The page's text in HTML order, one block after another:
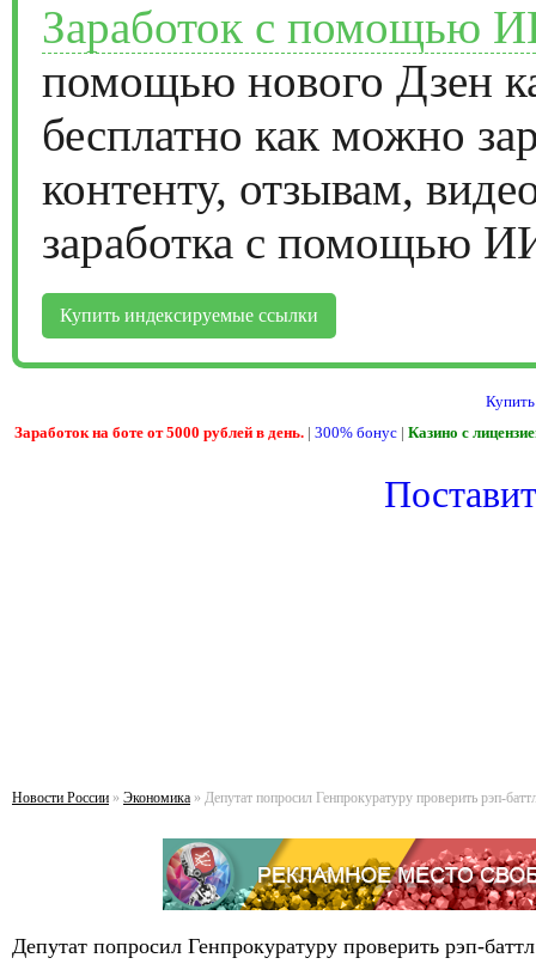
Заработок с помощью
помощью нового Дзен
бесплатно как можно
контенту, отзывам,
заработка с помощью
Купить индексируемые ссылки
Заработок на боте от 5000 рублей в день. | 300% бонус | Казино с
Новости России » Экономика » Депутат попросил Генпрокуратуру проверить рэп-
Депутат попросил Генпрокуратуру проверить рэп-